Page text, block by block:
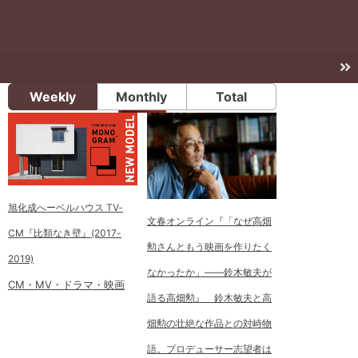
Weekly Monthly Total
旭化成へーベルハウス TV-
CM『比類なき壁』(2017-
2019)
CM・MV・ドラマ・映画
文春オンライン『「なぜ高畑
勲さんともう映画を作りたく
なかったか」――鈴木敏夫が
語る高畑勲』 鈴木敏夫と高
畑勲の壮絶な作品との対峙物
語。プロデューサー志望者は